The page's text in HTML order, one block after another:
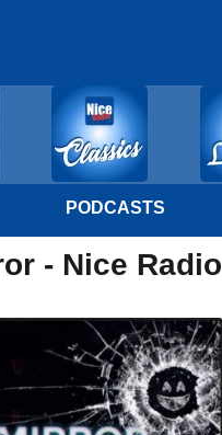
PODCASTS
- Nice Radio